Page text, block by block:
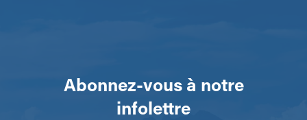
Abonnez-vous à notre
infolettre